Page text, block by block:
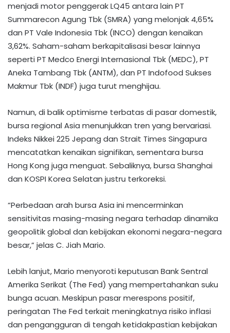
menjadi motor penggerak LQ45 antara lain PT
Summarecon Agung Tbk (SMRA) yang melonjak 4,65%
dan PT Vale Indonesia Tbk (INCO) dengan kenaikan
3,62%. Saham-saham berkapitalisasi besar lainnya
seperti PT Medco Energi Internasional Tbk (MEDC), PT
Aneka Tambang Tbk (ANTM), dan PT Indofood Sukses
Makmur Tbk (INDF) juga turut menghijau.
Namun, di balik optimisme terbatas di pasar domestik,
bursa regional Asia menunjukkan tren yang bervariasi.
Indeks Nikkei 225 Jepang dan Strait Times Singapura
mencatatkan kenaikan signifikan, sementara bursa
Hong Kong juga menguat. Sebaliknya, bursa Shanghai
dan KOSPI Korea Selatan justru terkoreksi.
“Perbedaan arah bursa Asia ini mencerminkan
sensitivitas masing-masing negara terhadap dinamika
geopolitik global dan kebijakan ekonomi negara-negara
besar,” jelas C. Jiah Mario.
Lebih lanjut, Mario menyoroti keputusan Bank Sentral
Amerika Serikat (The Fed) yang mempertahankan suku
bunga acuan. Meskipun pasar merespons positif,
peringatan The Fed terkait meningkatnya risiko inflasi
dan pengangguran di tengah ketidakpastian kebijakan